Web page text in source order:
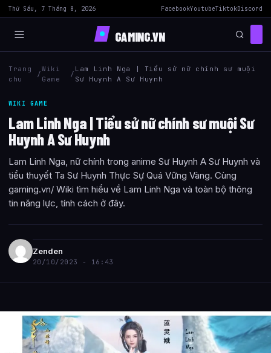
Thứ Sáu, 7 Tháng 8, 2026 FacebookYoutubeTiktokDiscord
GAMING.VN
Trang
chu
/
Wiki
Game
/
Lam Linh Nga | Tiểu sử nữ chính sư muội
Sư Huynh A Sư Huynh
WIKI GAME
Lam Linh Nga | Tiểu sử nữ chính sư muội Sư
Huynh A Sư Huynh
Lam Linh Nga, nữ chính trong anime Sư Huynh A Sư Huynh và
tiểu thuyết Ta Sư Huynh Thực Sự Quá Vững Vàng. Cùng
gaming.vn/ Wiki tìm hiểu về Lam Linh Nga và toàn bộ thông
tin năng lực, tính cách ở đây.
Zenden
20/10/2023 - 16:43